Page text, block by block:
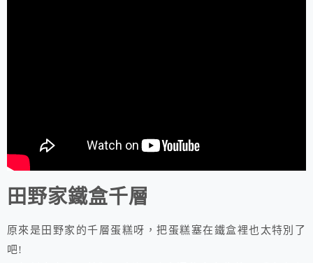
田野家鐵盒千層
原來是田野家的千層蛋糕呀，把蛋糕塞在鐵盒裡也太特別了
吧!